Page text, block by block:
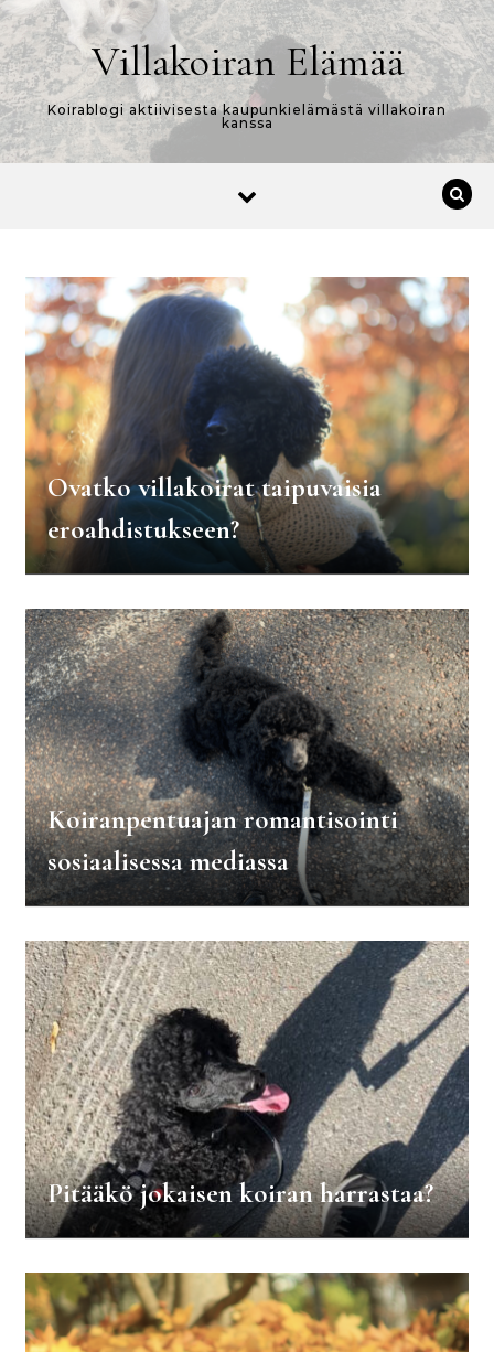
Skip to content
Villakoiran Elämää
Koirablogi aktiivisesta kaupunkielämästä villakoiran
kanssa
Ovatko villakoirat taipuvaisia
eroahdistukseen?
Koiranpentuajan romantisointi
sosiaalisessa mediassa
Pitääkö jokaisen koiran harrastaa?